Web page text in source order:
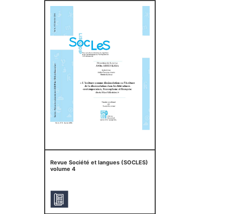
Revue Société et langues (SOCLES)
volume 4